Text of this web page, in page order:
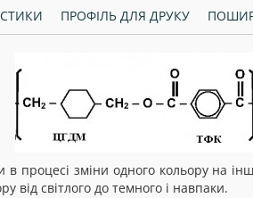
ПРОФІЛЬ ДЛЯ ДРУКУ
процесі зміни одного кольору на
від світлого до темного і навпаки.